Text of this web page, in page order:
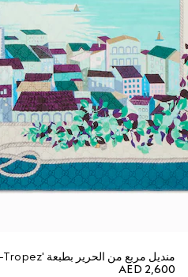
منديل مربع من الحرير بطبعة 'Saint-Tropez'
AED 2,600